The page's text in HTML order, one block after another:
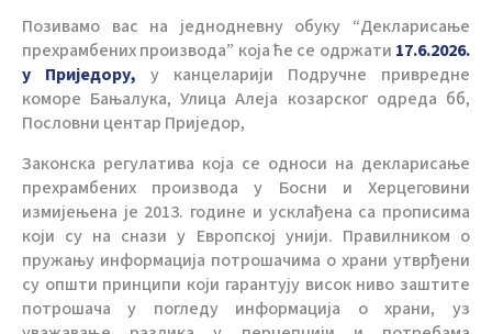
Позивамо вас на једнодневну обуку “Декларисање
прехрамбених производа” која ће се одржати 17.6.2026.
у Приједору, у канцеларији Подручне привредне
коморе Бањалука, Улица Алеја козарског одреда бб,
Пословни центар Приједор,
Законска регулатива која се односи на декларисање
прехрамбених производа у Босни и Херцеговини
измијењена је 2013. године и усклађена са прописима
који су на снази у Европској унији. Правилником о
пружању информација потрошачима о храни утврђени
су општи принципи који гарантују висок ниво заштите
потрошача у погледу информација о храни, уз